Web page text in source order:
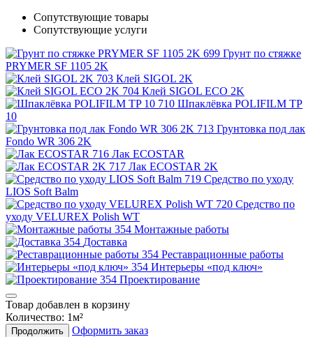
Сопутствующие товары
Сопутствующие услуги
Грунт по стяжке
PRYMER SF 1105 2K
Клей SIGOL 2K
Клей SIGOL ECO 2K
Шпаклёвка POLIFILM TP
10
Грунтовка под лак
Fondo WR 306 2K
Лак ECOSTAR
Лак ECOSTAR 2K
Средство по уходу
LIOS Soft Balm
Средство по
уходу VELUREX Polish WT
Монтажные работы
Доставка
Реставрационные работы
Интерьеры «под ключ»
Проектирование
Товар добавлен в корзину
Количество: 1м²
Продолжить Оформить заказ